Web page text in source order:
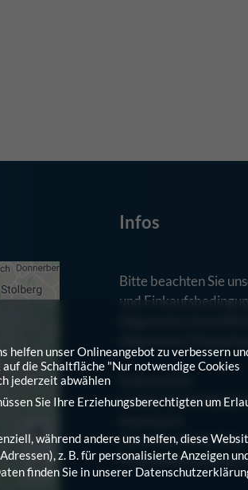
Infos
Bitte beachten Sie
und
Allgemeine
Cookie-Einstellungen
Zum Mitarbeiterblog
Finanzinformationen
helfen unser Onlineangebot zu verbessern
die Schaltfläche "Nur notwendige Cookies
jederzeit abwählen
Sie Ihre Erziehungsberechtigten um
während andere uns helfen, diese
z. B. für personalisierte Anzeigen
finden Sie in unserer